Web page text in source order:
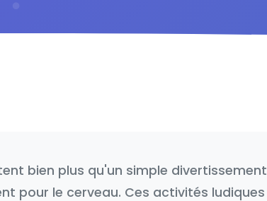
bien plus qu'un simple divertissement
pour le cerveau. Ces activités ludiques